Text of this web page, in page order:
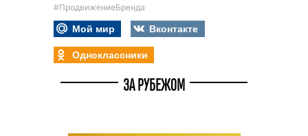
#ПродвижениеБренда
Мой мир
Вконтакте
Одноклассники
ЗА РУБЕЖОМ